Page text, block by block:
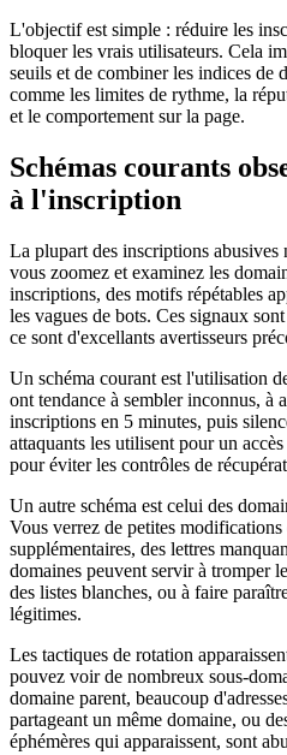
L'objectif est simple : réduire les
bloquer les vrais utilisateurs. Cela
seuils et de combiner les indices de
comme les limites de rythme, la
et le comportement sur la page.
Schémas courants
à l'inscription
La plupart des inscriptions abusives
vous zoomez et examinez les
inscriptions, des motifs répétables
les vagues de bots. Ces signaux
ce sont d'excellants avertisseurs
Un schéma courant est l'utilisation
ont tendance à sembler inconnus, à
inscriptions en 5 minutes, puis
attaquants les utilisent pour un
pour éviter les contrôles de
Un autre schéma est celui des
Vous verrez de petites modifications
supplémentaires, des lettres
domaines peuvent servir à tromper
des listes blanches, ou à faire
légitimes.
Les tactiques de rotation
pouvez voir de nombreux sous-
domaine parent, beaucoup
partageant un même domaine, ou
éphémères qui apparaissent, sont